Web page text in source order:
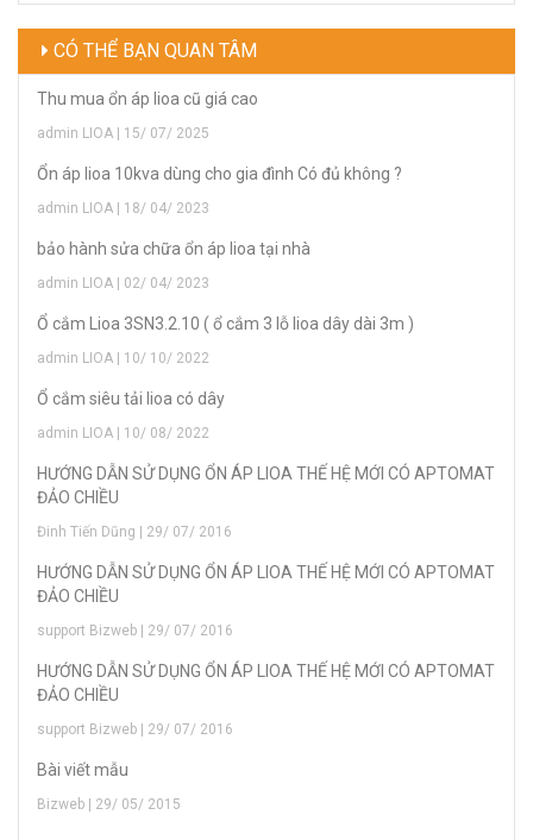
CÓ THỂ BẠN QUAN TÂM
Thu mua ổn áp lioa cũ giá cao
admin LIOA | 15/ 07/ 2025
Ổn áp lioa 10kva dùng cho gia đình Có đủ không ?
admin LIOA | 18/ 04/ 2023
bảo hành sửa chữa ổn áp lioa tại nhà
admin LIOA | 02/ 04/ 2023
Ổ cắm Lioa 3SN3.2.10 ( ổ cắm 3 lỗ lioa dây dài 3m )
admin LIOA | 10/ 10/ 2022
Ổ cắm siêu tải lioa có dây
admin LIOA | 10/ 08/ 2022
HƯỚNG DẪN SỬ DỤNG ỔN ÁP LIOA THẾ HỆ MỚI CÓ APTOMAT
ĐẢO CHIỀU
Đinh Tiến Dũng | 29/ 07/ 2016
HƯỚNG DẪN SỬ DỤNG ỔN ÁP LIOA THẾ HỆ MỚI CÓ APTOMAT
ĐẢO CHIỀU
support Bizweb | 29/ 07/ 2016
HƯỚNG DẪN SỬ DỤNG ỔN ÁP LIOA THẾ HỆ MỚI CÓ APTOMAT
ĐẢO CHIỀU
support Bizweb | 29/ 07/ 2016
Bài viết mẫu
Bizweb | 29/ 05/ 2015